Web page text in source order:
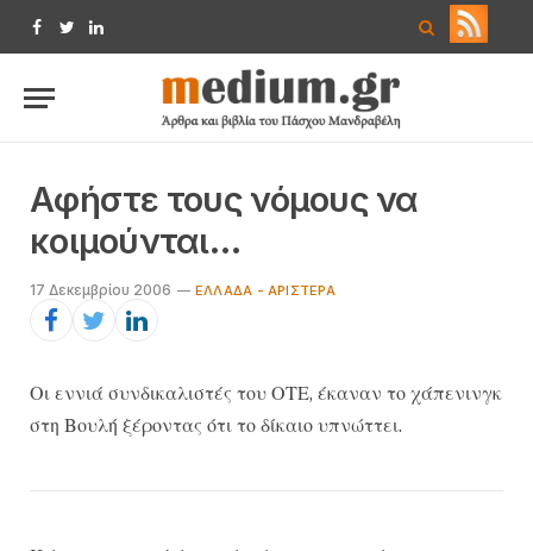
Facebook
TwitterLinkedIn
Αφήστε τους νόμους να
κοιμούνται…
17 Δεκεμβρίου 2006 ΕΛΛΆΔΑ - ΑΡΙΣΤΕΡΆ
Οι εννιά συνδικαλιστές του ΟΤΕ, έκαναν το χάπενινγκ
στη Βουλή ξέροντας ότι το δίκαιο υπνώττει.